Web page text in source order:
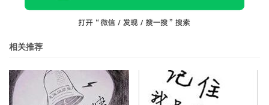
相关推荐